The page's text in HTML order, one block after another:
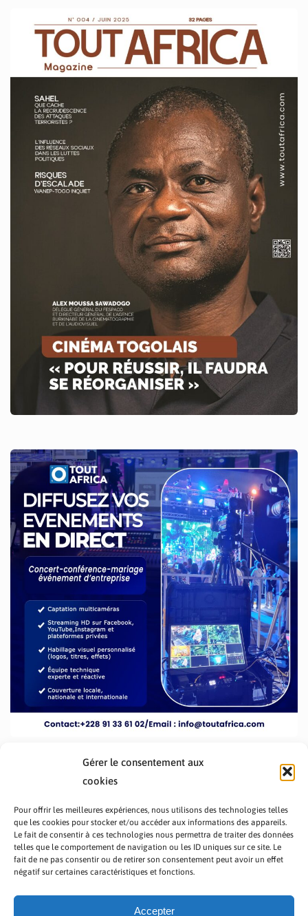
Gérer le consentement aux
cookies
Pour offrir les meilleures expériences, nous utilisons des technologies telles
que les cookies pour stocker et/ou accéder aux informations des appareils.
Le fait de consentir à ces technologies nous permettra de traiter des données
telles que le comportement de navigation ou les ID uniques sur ce site. Le
fait de ne pas consentir ou de retirer son consentement peut avoir un effet
négatif sur certaines caractéristiques et fonctions.
Accepter
PRÉSENTATION TOUTAFRICA
A PROPOS